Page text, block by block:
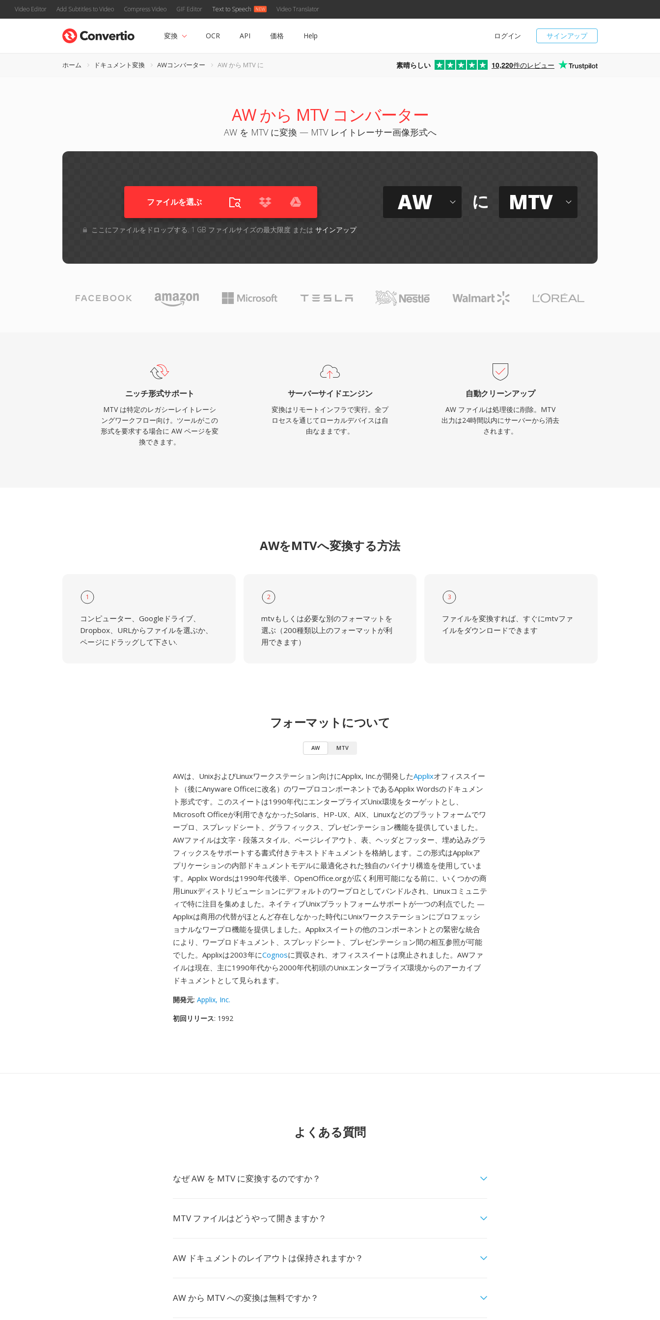
Video Editor Add Subtitles to Video Compress Video GIF Editor Text to Speech Video Translator
サインアップ
ログイン
変換 OCR API 価格 Help
ホーム ドキュメント変換 AWコンバーター AW から MTV に 素晴らしい 10,220件のレビュー
AW から MTV コンバーター
AW を MTV に変換 — MTV レイトレーサー画像形式へ
ファイルを選ぶ
ここにファイルをドロップする. 1 GB ファイルサイズの最大限度 または サインアップ
AW に MTV
ニッチ形式サポート
MTV は特定のレガシーレイトレーシ
ングワークフロー向け。ツールがこの
形式を要求する場合に AW ページを変
換できます。
サーバーサイドエンジン
変換はリモートインフラで実行。全プ
ロセスを通じてローカルデバイスは自
由なままです。
自動クリーンアップ
AW ファイルは処理後に削除。MTV
出力は24時間以内にサーバーから消去
されます。
AWをMTVへ変換する方法
1
コンピューター、Googleドライブ、
Dropbox、URLからファイルを選ぶか、
ページにドラッグして下さい.
2
mtvもしくは必要な別のフォーマットを
選ぶ（200種類以上のフォーマットが利
用できます）
3
ファイルを変換すれば、すぐにmtvファ
イルをダウンロードできます
フォーマットについて
AW MTV
AWは、UnixおよびLinuxワークステーション向けにApplix, Inc.が開発したApplixオフィススイー
ト（後にAnyware Officeに改名）のワープロコンポーネントであるApplix Wordsのドキュメン
ト形式です。このスイートは1990年代にエンタープライズUnix環境をターゲットとし、
Microsoft Officeが利用できなかったSolaris、HP-UX、AIX、Linuxなどのプラットフォームでワ
ープロ、スプレッドシート、グラフィックス、プレゼンテーション機能を提供していました。
AWファイルは文字・段落スタイル、ページレイアウト、表、ヘッダとフッター、埋め込みグラ
フィックスをサポートする書式付きテキストドキュメントを格納します。この形式はApplixア
プリケーションの内部ドキュメントモデルに最適化された独自のバイナリ構造を使用していま
す。Applix Wordsは1990年代後半、OpenOffice.orgが広く利用可能になる前に、いくつかの商
用Linuxディストリビューションにデフォルトのワープロとしてバンドルされ、Linuxコミュニテ
ィで特に注目を集めました。ネイティブUnixプラットフォームサポートが一つの利点でした —
Applixは商用の代替がほとんど存在しなかった時代にUnixワークステーションにプロフェッシ
ョナルなワープロ機能を提供しました。Applixスイートの他のコンポーネントとの緊密な統合
により、ワープロドキュメント、スプレッドシート、プレゼンテーション間の相互参照が可能
でした。Applixは2003年にCognosに買収され、オフィススイートは廃止されました。AWファ
イルは現在、主に1990年代から2000年代初頭のUnixエンタープライズ環境からのアーカイブ
ドキュメントとして見られます。
開発元: Applix, Inc.
初回リリース: 1992
よくある質問
なぜ AW を MTV に変換するのですか？
MTV ファイルはどうやって開きますか？
AW ドキュメントのレイアウトは保持されますか？
AW から MTV への変換は無料ですか？